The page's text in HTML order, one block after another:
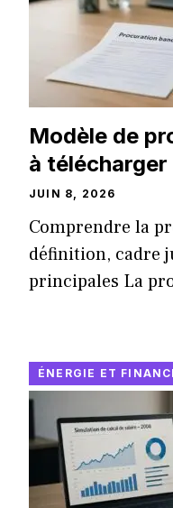
Modèle de
à
JUIN 8, 2026
Comprendre la
définition, cadre
principales La
ÉNERGIE ET